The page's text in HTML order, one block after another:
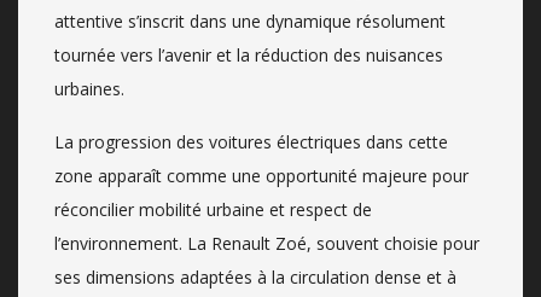
attentive s’inscrit dans une dynamique résolument
tournée vers l’avenir et la réduction des nuisances
urbaines.
La progression des voitures électriques dans cette
zone apparaît comme une opportunité majeure pour
réconcilier mobilité urbaine et respect de
l’environnement. La Renault Zoé, souvent choisie pour
ses dimensions adaptées à la circulation dense et à